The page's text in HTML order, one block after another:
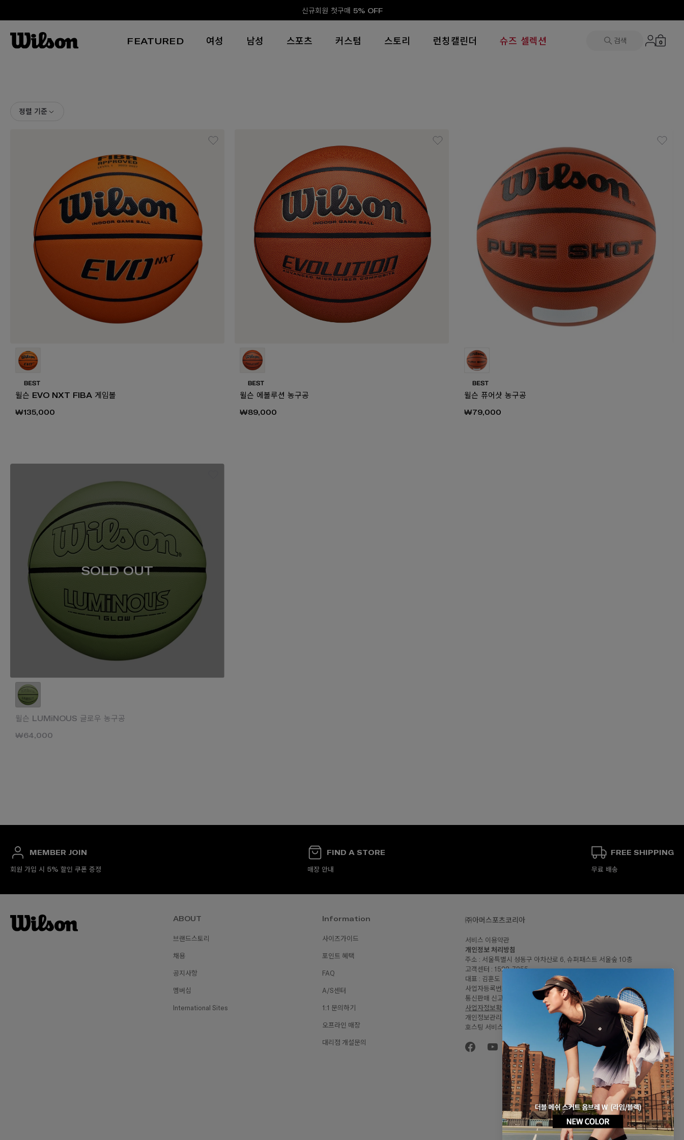
신규회원 첫구매 5% OFF
FEATURED 여성 남성 스포츠 커스텀 스토리 런칭캘린더 슈즈 셀렉션 검색 0
정렬 기준
윌슨 EVO NXT FIBA 게임볼
₩135,000
윌슨 에볼루션 농구공
₩89,000
윌슨 퓨어샷 농구공
₩79,000
SOLD OUT
윌슨 LUMiNOUS 글로우 농구공
₩64,000
₩170,000
MEMBER JOIN
회원 가입 시 5% 할인 쿠폰 증정
FIND A STORE
매장 안내
FREE SHIPPING
무료 배송
ABOUT
브랜드스토리
채용
공지사항
멤버십
International Sites
Information
사이즈가이드
포인트 혜택
FAQ
A/S센터
1:1 문의하기
오프라인 매장
대리점 개설문의
㈜아머스포츠코리아
서비스 이용약관
개인정보 처리방침
주소 : 서울특별시 성동구 아차산로 6, 슈퍼패스트 서울숲 10층
고객센터 : 1522-7255
대표 : 김훈도
사업자등록번호: 120-81-57446
통신판매 신고번호 : 2023-서울성동-2064
사업자정보확인
개인정보관리책임자 : 임민지
호스팅 서비스 : Shopify